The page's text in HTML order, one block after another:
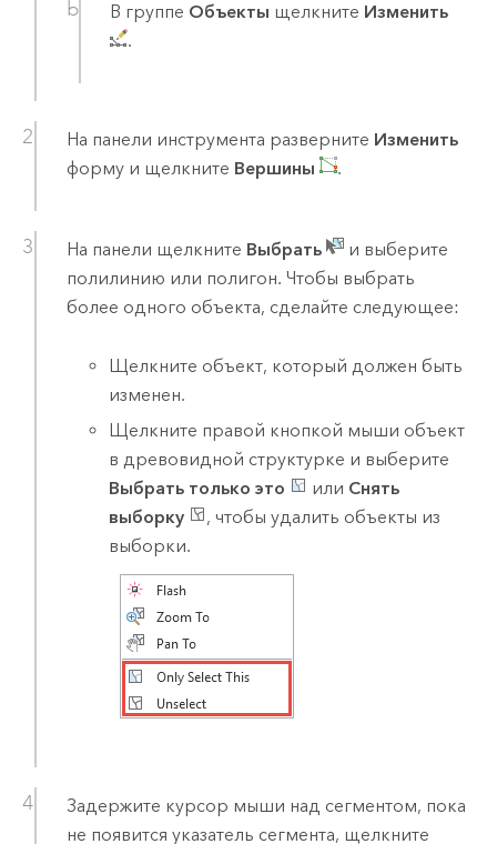
В группе Объекты щелкните Изменить
.
На панели инструмента разверните Изменить
форму и щелкните Вершины .
На панели щелкните Выбрать
и выберите
полилинию или полигон. Чтобы выбрать
более одного объекта, сделайте следующее:
Щелкните объект, который должен быть
изменен.
Щелкните правой кнопкой мыши объект
в древовидной структурке и выберите
Выбрать только это
или Снять
выборку
, чтобы удалить объекты из
выборки.
Задержите курсор мыши над сегментом, пока
не появится указатель сегмента, щелкните